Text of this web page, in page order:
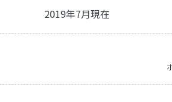
2019年7月現在